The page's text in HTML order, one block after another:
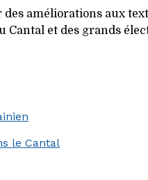
améliorations aux
Cantal et des grands
le Cantal